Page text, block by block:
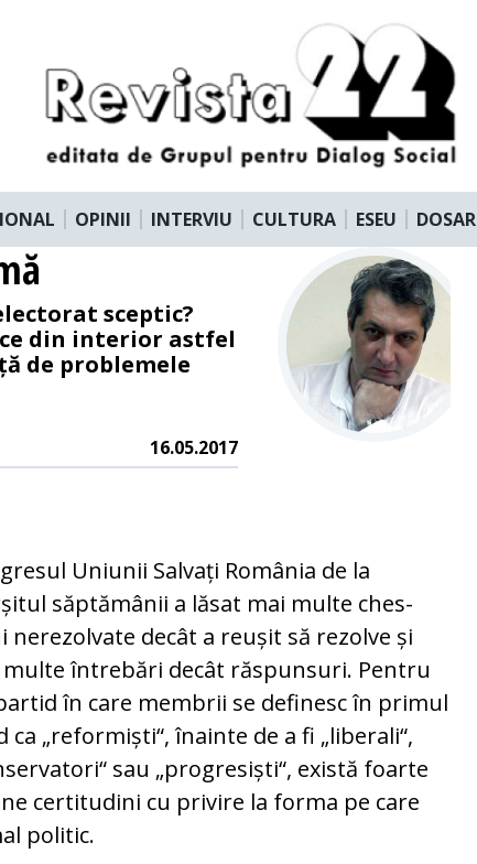
OPINII INTERVIU CULTURA ESEU DOSAR
sceptic?
din interior astfel
de problemele
16.05.2017
Uniunii Salvați România de la
săptămânii a lăsat mai multe ches­
nerezolvate decât a reușit să re­zolve și
multe întrebări decât răs­punsuri. Pentru
în care mem­brii se definesc în primul
ca „re­for­miști“, înainte de a fi „liberali“,
sau „progresiști“, există foarte
certitudini cu privire la forma pe care
politic.